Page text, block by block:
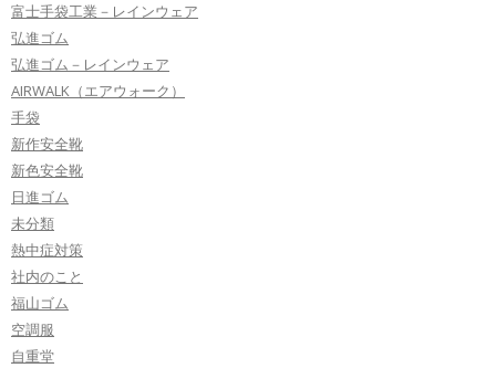
富士手袋工業－レインウェア
弘進ゴム
弘進ゴム－レインウェア
AIRWALK（エアウォーク）
手袋
新作安全靴
新色安全靴
日進ゴム
未分類
熱中症対策
社内のこと
福山ゴム
空調服
自重堂